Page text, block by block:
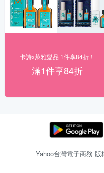
卡詩x萊雅髮品 1件享84折！
滿1件享84折
Yahoo台灣電子商務